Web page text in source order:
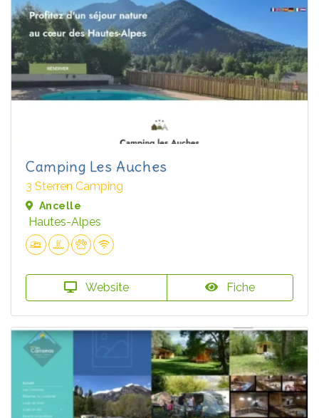
Camping Les Auches
3 Sterren Camping
Ancelle
Hautes-Alpes
Website Fiche